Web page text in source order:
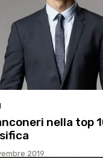
nella top
2019